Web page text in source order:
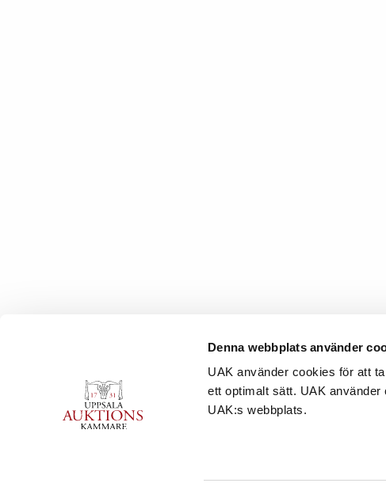
Denna webbplats använder
UAK använder cookies för att
ett optimalt sätt. UAK
UAK:s webbplats.